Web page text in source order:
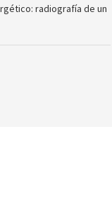
radiografía de un